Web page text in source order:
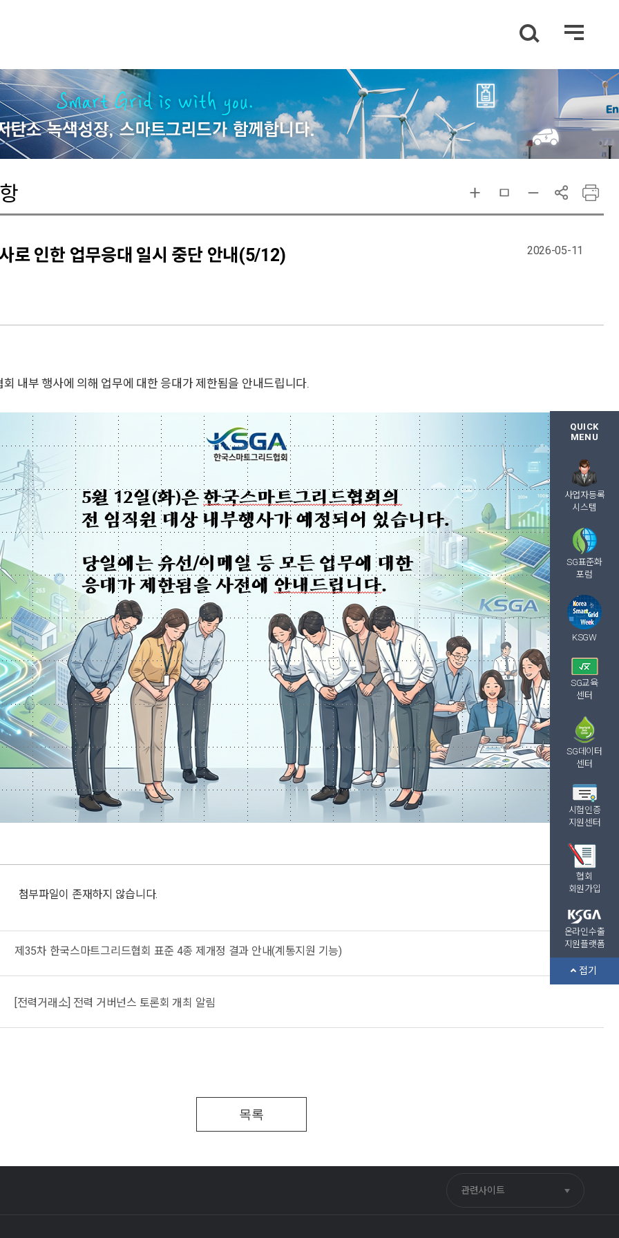
QUICK
MENU
사업자등록
시스템
SG표준화
포럼
KSGW
SG교육
센터
SG데이터
센터
시험인증
지원센터
협회
회원가입
온라인수출
지원플랫폼
접기
로 인한 업무응대 일시 중단 안내(5/12) 2026-05-11
내부 행사에 의해 업무에 대한 응대가 제한됨을 안내드립니다.
첨부파일이 존재하지 않습니다.
제35차 한국스마트그리드협회 표준 4종 제개정 결과 안내(계통지원 기능)
[전력거래소] 전력 거버넌스 토론회 개최 알림
목록
관련사이트